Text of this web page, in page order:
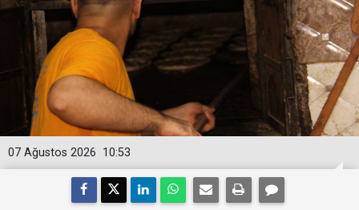
10:53
07 Ağustos 2026